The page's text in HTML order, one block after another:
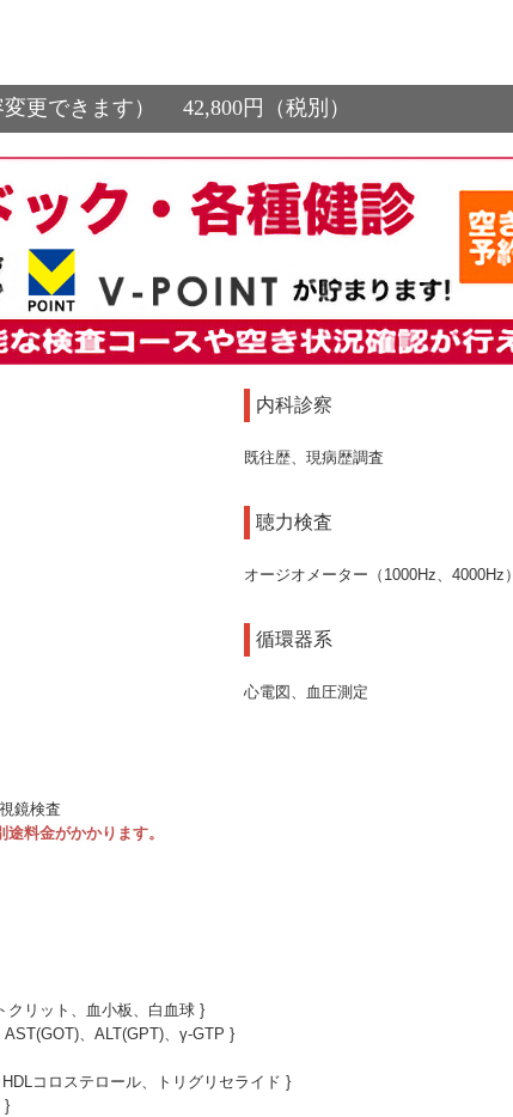
更できます） 42,800円（税別）
内科診察
既往歴、現病歴調査
聴力検査
オージオメーター（1000Hz、4000Hz）
循環器系
心電図、血圧測定
鏡検査
料金がかかります。
クリット、血小板、白血球 }
、ALT(GPT)、γ-GTP }
コロステロール、トリグリセライド }
}